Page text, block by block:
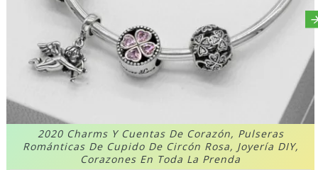
2020 Charms Y Cuentas De Corazón, Pulseras
Románticas De Cupido De Circón Rosa, Joyería DIY,
Corazones En Toda La Prenda